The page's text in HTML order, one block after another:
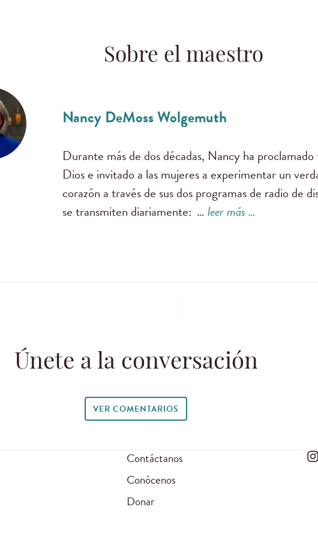
Sobre el maestro
Nancy DeMoss Wolgemuth
Durante más de dos décadas, Nancy ha
Dios e invitado a las mujeres a experimentar un
corazón a través de sus dos programas de radio de
se transmiten diariamente: …leer más …
Únete a la conversación
VER COMENTARIOS
Contáctanos
Conócenos
Donar